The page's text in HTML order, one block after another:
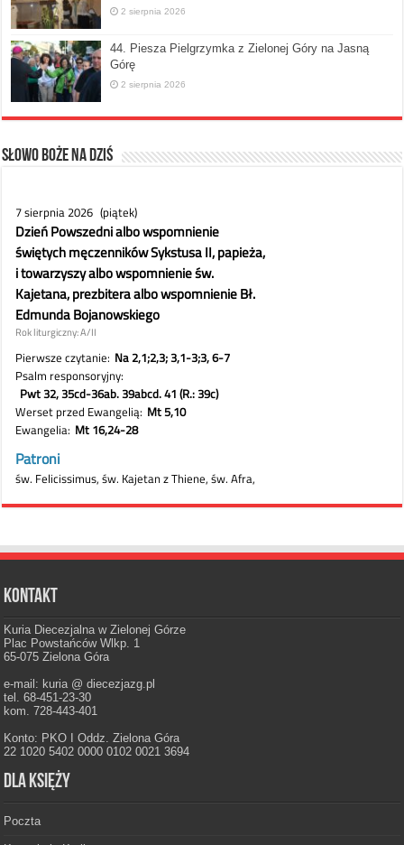
2 sierpnia 2026
44. Piesza Pielgrzymka z Zielonej Góry na Jasną
Górę
2 sierpnia 2026
Słowo Boże na dziś
Kontakt
Kuria Diecezjalna w Zielonej Górze
Plac Powstańców Wlkp. 1
65-075 Zielona Góra
e-mail: kuria @ diecezjazg.pl
tel. 68-451-23-30
kom. 728-443-401
Konto: PKO I Oddz. Zielona Góra
22 1020 5402 0000 0102 0021 3694
Dla księży
Poczta